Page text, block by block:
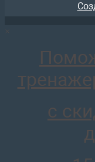
отложить
ARMS042 Лыжник
×
с